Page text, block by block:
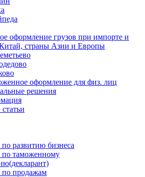
оформление грузов при импорте и
страны Азии и Европы
оформление для физ. лиц
решения
развитию бизнеса
таможенному
продажам